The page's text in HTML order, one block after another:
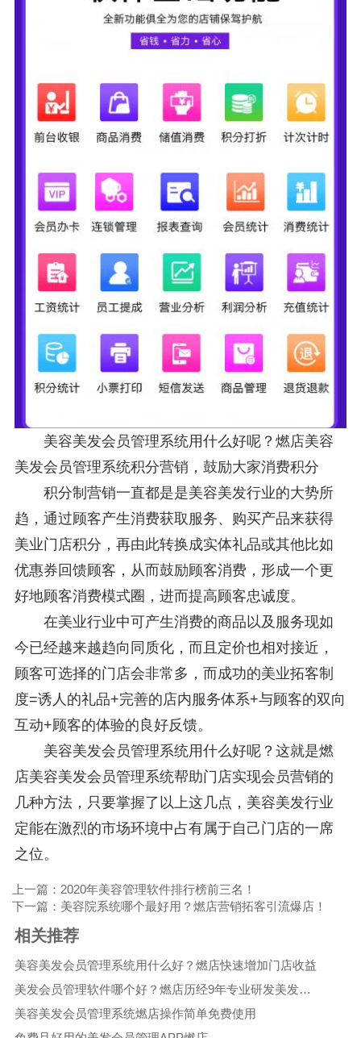
美容美发会员管理系统用什么好呢？燃店美容
美发会员管理系统积分营销，鼓励大家消费积分
积分制营销一直都是是美容美发行业的大势所
趋，通过顾客产生消费获取服务、购买产品来获得
美业门店积分，再由此转换成实体礼品或其他比如
优惠券回馈顾客，从而鼓励顾客消费，形成一个更
好地顾客消费模式圈，进而提高顾客忠诚度。
在美业行业中可产生消费的商品以及服务现如
今已经越来越趋向同质化，而且定价也相对接近，
顾客可选择的门店会非常多，而成功的美业拓客制
度=诱人的礼品+完善的店内服务体系+与顾客的双向
互动+顾客的体验的良好反馈。
美容美发会员管理系统用什么好呢？这就是燃
店美容美发会员管理系统帮助门店实现会员营销的
几种方法，只要掌握了以上这几点，美容美发行业
定能在激烈的市场环境中占有属于自己门店的一席
之位。
上一篇：2020年美容管理软件排行榜前三名！
下一篇：美容院系统哪个最好用？燃店营销拓客引流爆店！
相关推荐
美容美发会员管理系统用什么好？燃店快速增加门店收益
美发会员管理软件哪个好？燃店历经9年专业研发美发店铺会员系统
美容美发会员管理系统燃店操作简单免费使用